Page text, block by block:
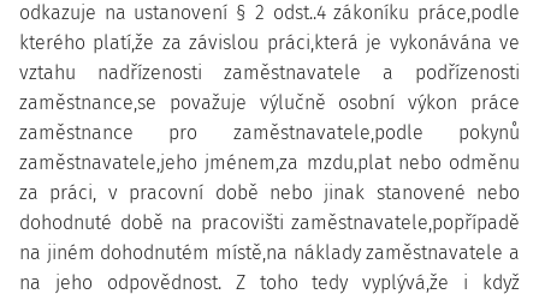
odkazuje na ustanovení § 2 odst..4 zákoníku práce,podle
kterého platí,že za závislou práci,která je vykonávána ve
vztahu nadřízenosti zaměstnavatele a podřízenosti
zaměstnance,se považuje výlučně osobní výkon práce
zaměstnance pro zaměstnavatele,podle pokynů
zaměstnavatele,jeho jménem,za mzdu,plat nebo odměnu
za práci, v pracovní době nebo jinak stanovené nebo
dohodnuté době na pracovišti zaměstnavatele,popřípadě
na jiném dohodnutém místě,na náklady zaměstnavatele a
na jeho odpovědnost. Z toho tedy vyplývá,že i když